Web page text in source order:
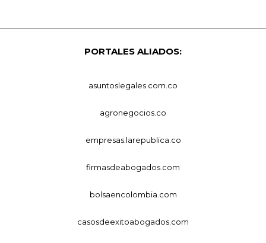
PORTALES ALIADOS:
asuntoslegales.com.co
agronegocios.co
empresas.larepublica.co
firmasdeabogados.com
bolsaencolombia.com
casosdeexitoabogados.com